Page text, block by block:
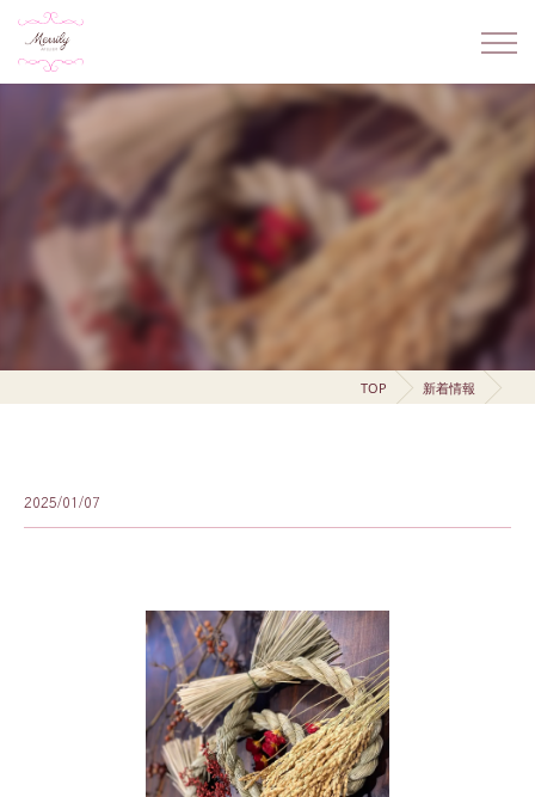
TOP 新着情報
2025/01/07